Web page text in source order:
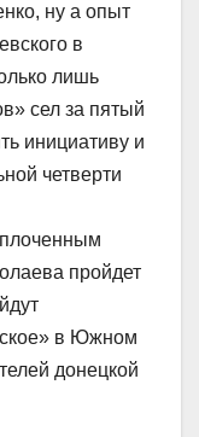
ну а опыт
в
лишь
сел за пятый
инициативу и
четверти
пройдет
в Южном
донецкой